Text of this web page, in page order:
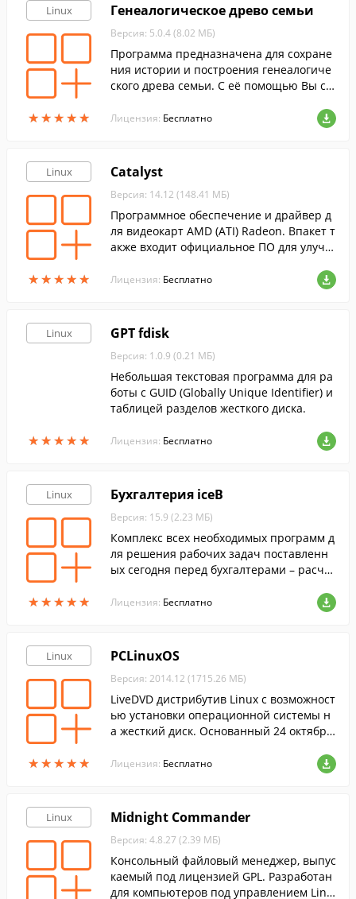
Linux
★★★★★
★★★★★
Генеалогическое древо семьи
Версия: 5.0.4 (8.02 МБ)
Программа предназначена для сохране
ния истории и построения генеалогиче
ского древа семьи. С её помощью Вы со
и, добавите их жизнеописания, фото и в
идео материалы. Программа проста и л
Лицензия: Бесплатно
Linux
★★★★★
★★★★★
Catalyst
Версия: 14.12 (148.41 МБ)
Программное обеспечение и драйвер д
ля видеокарт AMD (ATI) Radeon. Впакет т
акже входит официальное ПО для улучш
и улучшения быстродействия игр.
Лицензия: Бесплатно
Linux
★★★★★
★★★★★
GPT fdisk
Версия: 1.0.9 (0.21 МБ)
Небольшая текстовая программа для ра
боты с GUID (Globally Unique Identifier) и
таблицей разделов жесткого диска.
Лицензия: Бесплатно
Linux
★★★★★
★★★★★
Бухгалтерия iceB
Версия: 15.9 (2.23 МБ)
Комплекс всех необходимых программ д
ля решения рабочих задач поставленн
ых сегодня перед бухгалтерами – расчет
многое другое.
Лицензия: Бесплатно
Linux
★★★★★
★★★★★
PCLinuxOS
Версия: 2014.12 (1715.26 МБ)
LiveDVD дистрибутив Linux с возможност
ью установки операционной системы н
а жесткий диск. Основанный 24 октября
идерживается собственного пути развит
Лицензия: Бесплатно
Linux Midnight Commander
Версия: 4.8.27 (2.39 МБ)
Консольный файловый менеджер, выпус
каемый под лицензией GPL. Разработан
для компьютеров под управлением Linu